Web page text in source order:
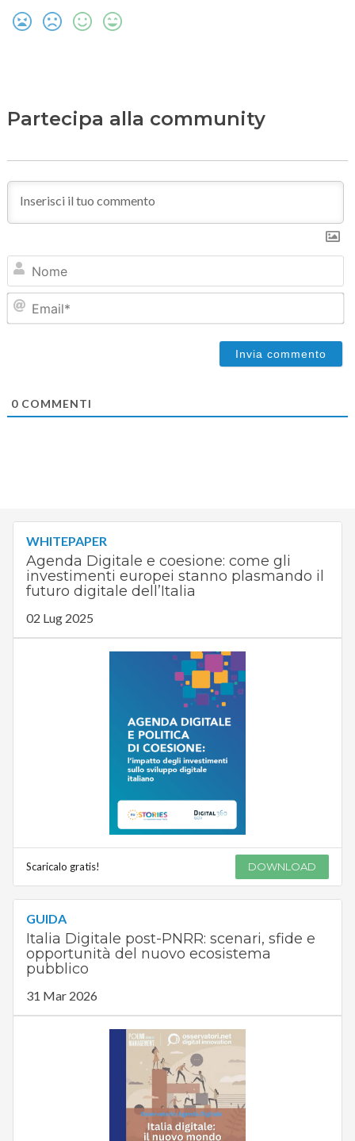
Partecipa alla community
0COMMENTI
WHITEPAPER
Agenda Digitale e coesione: come gli
investimenti europei stanno plasmando il
futuro digitale dell’Italia
02 Lug 2025
Scaricalo gratis! DOWNLOAD
GUIDA
Italia Digitale post-PNRR: scenari, sfide e
opportunità del nuovo ecosistema
pubblico
31 Mar 2026